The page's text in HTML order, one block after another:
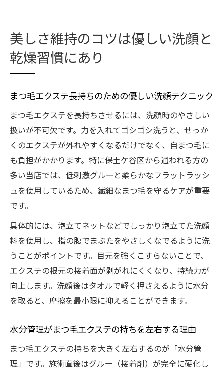
美しさ維持のコツは優しい洗顔と
乾燥習慣にあり
まつ毛エクステ長持ちのための優しい洗顔テクニック
まつ毛エクステを長持ちさせるには、洗顔時のやさしい
扱いが不可欠です。力を入れてゴシゴシ洗うと、せっか
くのエクステが外れやすくなるだけでなく、自まつ毛に
も負担がかかります。特に保土ケ谷区から通われる方の
多い当店では、低刺激グルーと柔らかなフラットラッシ
ュを使用しているため、繊細なまつ毛を守るケアが重要
です。
具体的には、泡立てネットなどでしっかり泡立てた洗顔
料を使用し、指の腹でまぶたをやさしくなでるように洗
うことがポイントです。目元を強くこすらないことで、
エクステの根元の接着面が剥がれにくくなり、持続力が
向上します。洗顔後はタオルで軽く押さえるように水分
を取ると、摩擦を最小限に抑えることができます。
水分管理がまつ毛エクステの持ちを左右する理由
まつ毛エクステの持ちを大きく左右するのが「水分管
理」です。施術直後はグルー（接着剤）が完全に硬化し